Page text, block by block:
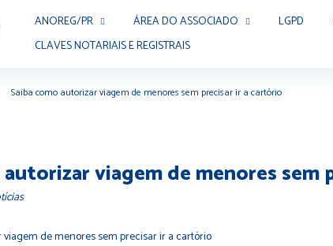
ANOREG/PR ÁREA DO ASSOCIADO LGPD
CLAVES NOTARIAIS E REGISTRAIS
Saiba como autorizar viagem de menores sem precisar ir a cartório
autorizar viagem de menores